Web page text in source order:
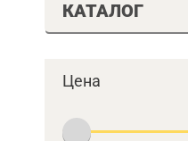
КАТАЛОГ
Цена